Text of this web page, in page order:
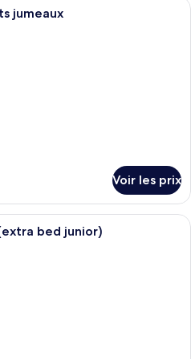
jumeaux
Voir les prix
Une chambre d’hôtel avec un grand
bed junior)